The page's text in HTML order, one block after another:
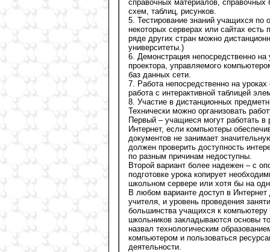
справочных материалов,
схем, таблиц, рисунков.
5. Тестирование знаний учащихся
некоторых серверах или сайтах
ряде других стран можно
университеты.)
6. Демонстрация непосредственно
проектора, управляемого
баз данных сети.
7. Работа непосредственно на
работа с интерактивной таблицей
8. Участие в дистанционных
Технически можно организовать
Первый – учащиеся могут работать
Интернет, если компьютеры
документов не занимает
должен проверить доступность
по разным причинам недоступны.
Второй вариант более надежен – с
подготовке урока копирует
школьном сервере или хотя бы на
В любом варианте доступ в
учителя, и уровень проведения
большинства учащихся к
школьников закладываются основы
назвал технологическим
компьютером и пользоваться
деятельности.